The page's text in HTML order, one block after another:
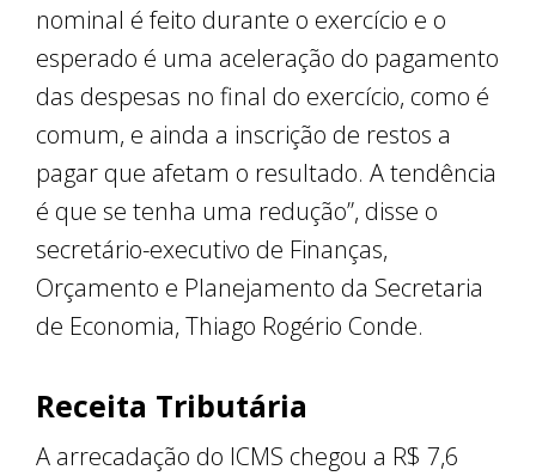
nominal é feito durante o exercício e o
esperado é uma aceleração do pagamento
das despesas no final do exercício, como é
comum, e ainda a inscrição de restos a
pagar que afetam o resultado. A tendência
é que se tenha uma redução”, disse o
secretário-executivo de Finanças,
Orçamento e Planejamento da Secretaria
de Economia, Thiago Rogério Conde.
Receita Tributária
A arrecadação do ICMS chegou a R$ 7,6